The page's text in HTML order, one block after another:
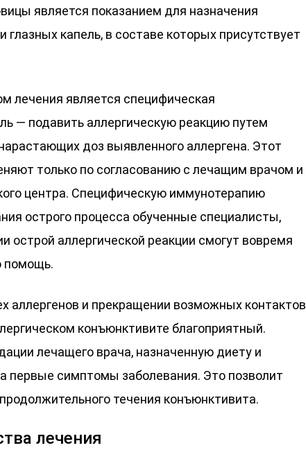
является показанием для назначения
капель, в составе которых присутствует
лечения является специфическая
— подавить аллергическую реакцию путем
доз выявленного аллергена. Этот
только по согласованию с лечащим врачом и
центра. Специфическую иммунотерапию
острого процесса обученные специалисты,
острой аллергической реакции смогут вовремя
помощь.
аллергенов и прекращении возможных контактов
конъюнктивите благоприятный.
лечащего врача, назначенную диету и
первые симптомы заболевания. Это позволит
течения конъюнктивита.
лечения